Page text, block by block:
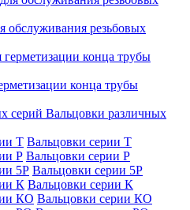
обслуживания резьбовых
конца трубы
Вальцовки различных
Вальцовки серии Т
Вальцовки серии Р
Вальцовки серии 5Р
Вальцовки серии К
Вальцовки серии КО